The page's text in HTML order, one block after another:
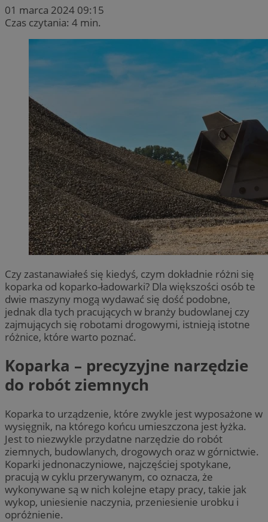
01 marca 2024 09:15
Czas czytania: 4 min.
Czy zastanawiałeś się kiedyś, czym dokładnie różni się
koparka od koparko-ładowarki? Dla większości osób te
dwie maszyny mogą wydawać się dość podobne,
jednak dla tych pracujących w branży budowlanej czy
zajmujących się robotami drogowymi, istnieją istotne
różnice, które warto poznać.
Koparka – precyzyjne narzędzie
do robót ziemnych
Koparka to urządzenie, które zwykle jest wyposażone w
wysięgnik, na którego końcu umieszczona jest łyżka.
Jest to niezwykle przydatne narzędzie do robót
ziemnych, budowlanych, drogowych oraz w górnictwie.
Koparki jednonaczyniowe, najczęściej spotykane,
pracują w cyklu przerywanym, co oznacza, że
wykonywane są w nich kolejne etapy pracy, takie jak
wykop, uniesienie naczynia, przeniesienie urobku i
opróżnienie.